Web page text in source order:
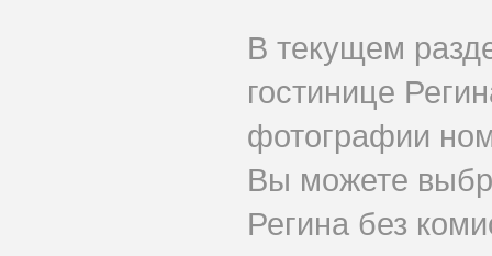
В текущем
гостинице
фотографии
Вы можете
Регина без